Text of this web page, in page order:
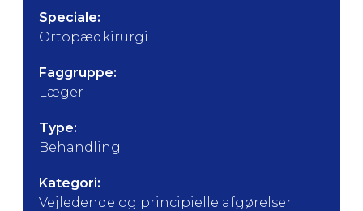
Speciale:
Ortopædkirurgi
Faggruppe:
Læger
Type:
Behandling
Kategori:
Vejledende og principielle afgørelser